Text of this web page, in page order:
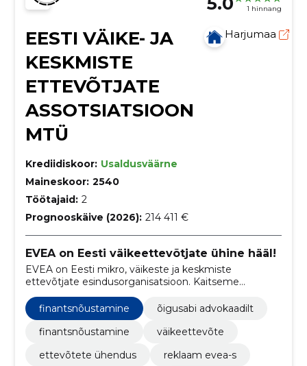
1 hinnang
EESTI VÄIKE- JA
KESKMISTE
ETTEVÕTJATE
ASSOTSIATSIOON
MTÜ
Harjumaa
Krediidiskoor: Usaldusväärne
Maineskoor: 2540
Töötajaid: 2
Prognooskäive (2026): 214 411 €
EVEA on Eesti väikeettevõtjate ühine hääl!
EVEA on Eesti mikro, väikeste ja keskmiste
ettevõtjate esindusorganisatsioon. Kaitseme
ettevõtjate huve ja takistame majandusele kahjulike
otsuste vastu võtmist
finantsnõustamine
õigusabi advokaadilt
finantsnõustamine
väikeettevõte
ettevõtete ühendus
reklaam evea-s